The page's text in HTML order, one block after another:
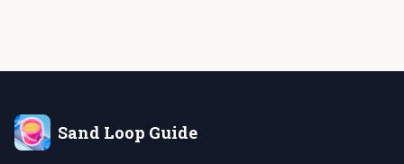
Sand Loop Guide